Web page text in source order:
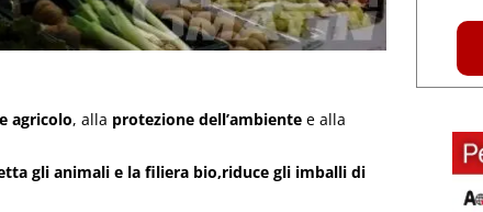
agricolo, alla protezione dell’ambiente e alla
gli animali e la filiera bio,riduce gli imballi di